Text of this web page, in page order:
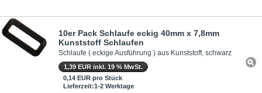
10er Pack Schlaufe eckig 40mm x 7,8mm
Kunststoff Schlaufen
Schlaufe ( eckige Ausführung ) aus Kunststoff, schwarz
1,39 EUR inkl. 19 % MwSt.
0,14 EUR pro Stück
Lieferzeit:1-2 Werktage